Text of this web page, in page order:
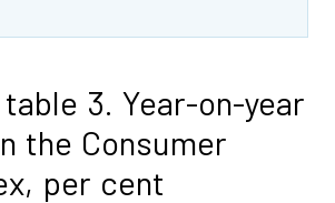
3. Year-on-year
the Consumer
per cent